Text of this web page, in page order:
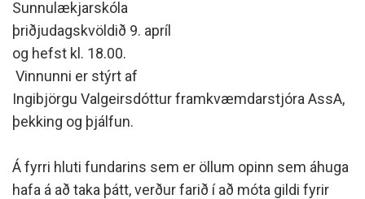
Sunnulækjarskóla
þriðjudagskvöldið 9. apríl
og hefst kl. 18.00.
Vinnunni er stýrt af
Ingibjörgu Valgeirsdóttur framkvæmdarstjóra AssA,
þekking og þjálfun.
Á fyrri hluti fundarins sem er öllum opinn sem áhuga
hafa á að taka þátt, verður farið í að móta gildi fyrir